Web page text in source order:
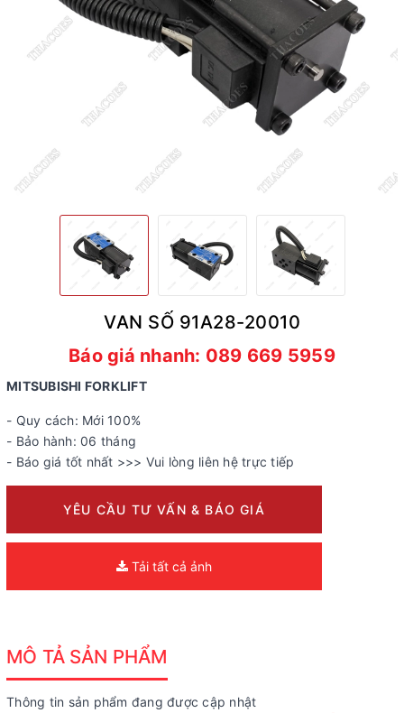
VAN SỐ 91A28-20010
Báo giá nhanh: 089 669 5959
MITSUBISHI FORKLIFT
- Quy cách: Mới 100%
- Bảo hành: 06 tháng
- Báo giá tốt nhất >>> Vui lòng liên hệ trực tiếp
YÊU CẦU TƯ VẤN & BÁO GIÁ
Tải tất cả ảnh
MÔ TẢ SẢN PHẨM
Thông tin sản phẩm đang được cập nhật